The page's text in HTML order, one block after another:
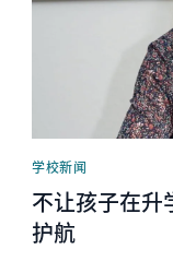
学校新闻
不让孩子在升
护航